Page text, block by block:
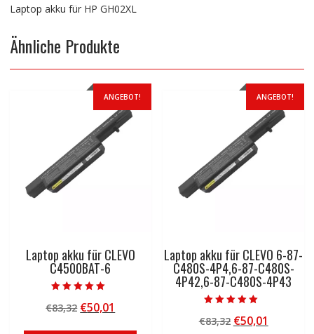
Laptop akku für HP GH02XL
Ähnliche Produkte
ANGEBOT!
Laptop akku für CLEVO
C4500BAT-6
5.00
von 5
€83,32 Ursprünglicher
€50,01
ANGEBOT!
Laptop akku für CLEVO 6-87-
C480S-4P4,6-87-C480S-
4P42,6-87-C480S-4P43
5.00
von 5
€83,32 Ursprünglicher
€50,01